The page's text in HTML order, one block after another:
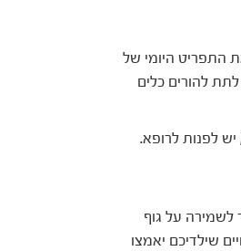
התפריט היומי של
להורים כלים
לפנות לרופא.
לשמירה על גוף
שילדיכם יאמצו